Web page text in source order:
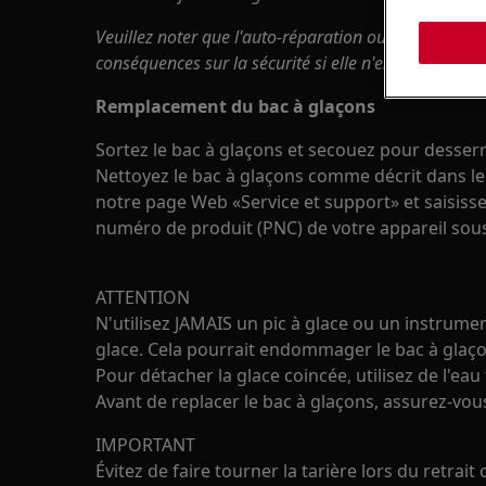
Veuillez noter que l'auto-réparation ou la
conséquences sur la sécurité si elle n'est pas
Remplacement du bac à glaçons
Sortez le bac à glaçons et secouez pour
Nettoyez le bac à glaçons comme décrit dans
notre page Web «Service et support» et
numéro de produit (PNC) de votre appareil
ATTENTION
N'utilisez JAMAIS un pic à glace ou un
glace. Cela pourrait endommager le bac à
Pour détacher la glace coincée, utilisez de l'eau
Avant de replacer le bac à glaçons, assurez-
IMPORTANT
Évitez de faire tourner la tarière lors du retrait